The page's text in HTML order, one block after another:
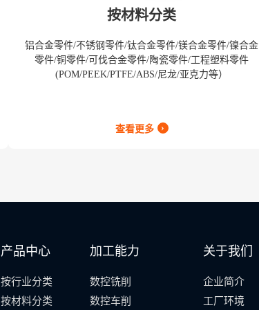
按材料分类
铝合金零件/不锈钢零件/钛合金零件/镁合金零件/镍合金
零件/铜零件/可伐合金零件/陶瓷零件/工程塑料零件
(POM/PEEK/PTFE/ABS/尼龙/亚克力等）
查看更多 ›
产品中心
按行业分类
按材料分类
加工能力
数控铣削
数控车削
关于我们
企业简介
工厂环境